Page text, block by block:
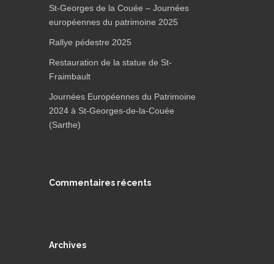
St-Georges de la Couée – Journées
européennes du patrimoine 2025
Rallye pédestre 2025
Restauration de la statue de St-
Fraimbault
Journées Européennes du Patrimoine
2024 à St-Georges-de-la-Couée
(Sarthe)
Commentaires récents
Archives